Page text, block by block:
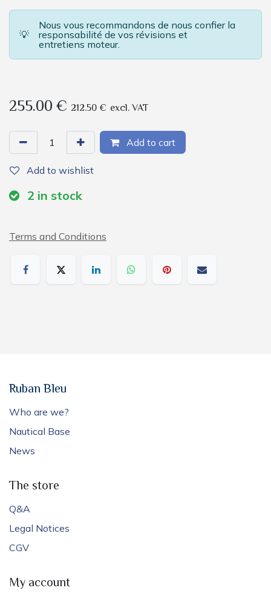
💡
Nous vous recommandons de nous confier la
responsabilité de vos révisions et
entretiens moteur.
255.00€ 212.50 € excl. VAT
Add to cart
Add to wishlist
2 in stock
Terms and Conditions
Ruban Bleu
Who are we?
Nautical Base
News
The store
Q&A
Legal Notices
CGV
My account